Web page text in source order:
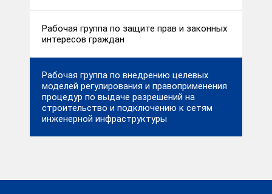
Рабочая группа по защите прав и законных
интересов граждан
Рабочая группа по внедрению целевых
моделей регулирования и правоприменения
процедур по выдаче разрешений на
строительство и подключению к сетям
инженерной инфраструктуры